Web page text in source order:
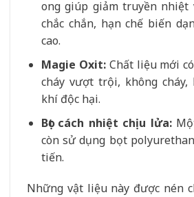
ong giúp giảm truyền nhiệt
chắc chắn, hạn chế biến
cao.
Magie Oxit:Chất liệu mới
cháy vượt trội, không
khí độc hại.
Bọt cách nhiệt chịu lửa:
còn sử dụng bọt
tiến.
Những vật liệu này được nén